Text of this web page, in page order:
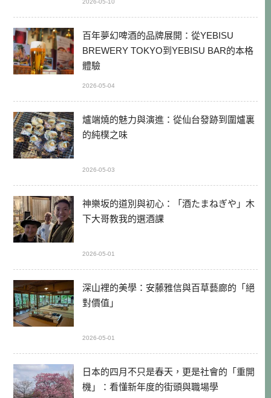
2026-05-10
百年夢幻啤酒的品牌展開：從YEBISU
BREWERY TOKYO到YEBISU BAR的本格
體驗
2026-05-04
爐端燒的魅力與演進：從仙台發跡到圍爐裏
的純樸之味
2026-05-03
神樂坂的道別與初心：「酒たまねぎや」木
下大哥教我的選酒課
2026-05-01
深山裡的美學：安藤雅信與百草藝廊的「絕
對價值」
2026-05-01
日本的四月不只是春天，更是社會的「重開
機」：看懂新年度的街頭與職場學